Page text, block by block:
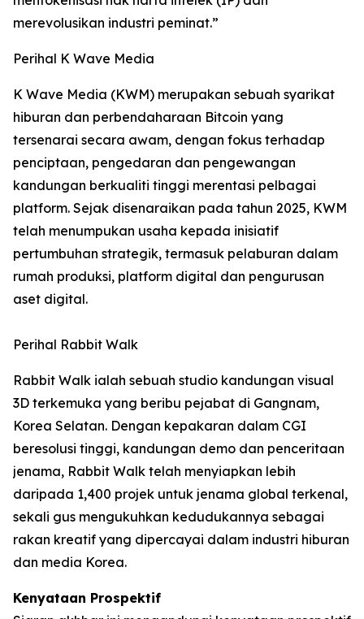
merevolusikan industri peminat.”
Perihal K Wave Media
K Wave Media (KWM) merupakan sebuah syarikat
hiburan dan perbendaharaan Bitcoin yang
tersenarai secara awam, dengan fokus terhadap
penciptaan, pengedaran dan pengewangan
kandungan berkualiti tinggi merentasi pelbagai
platform. Sejak disenaraikan pada tahun 2025, KWM
telah menumpukan usaha kepada inisiatif
pertumbuhan strategik, termasuk pelaburan dalam
rumah produksi, platform digital dan pengurusan
aset digital.
Perihal Rabbit Walk
Rabbit Walk ialah sebuah studio kandungan visual
3D terkemuka yang beribu pejabat di Gangnam,
Korea Selatan. Dengan kepakaran dalam CGI
beresolusi tinggi, kandungan demo dan penceritaan
jenama, Rabbit Walk telah menyiapkan lebih
daripada 1,400 projek untuk jenama global terkenal,
sekali gus mengukuhkan kedudukannya sebagai
rakan kreatif yang dipercayai dalam industri hiburan
dan media Korea.
Kenyataan Prospektif